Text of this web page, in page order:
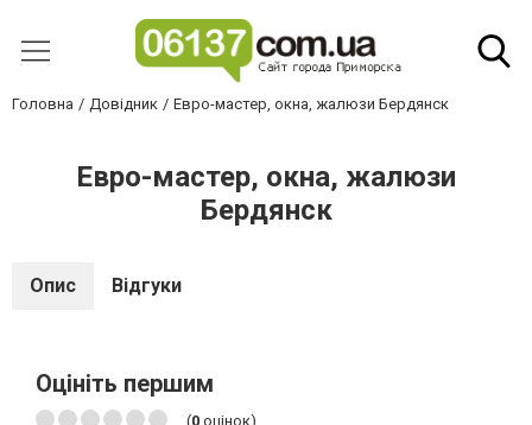
Головна Довідник Евро-мастер, окна, жалюзи Бердянск
Евро-мастер, окна, жалюзи
Бердянск
Опис Відгуки
Оцініть першим
(0 оцінок)